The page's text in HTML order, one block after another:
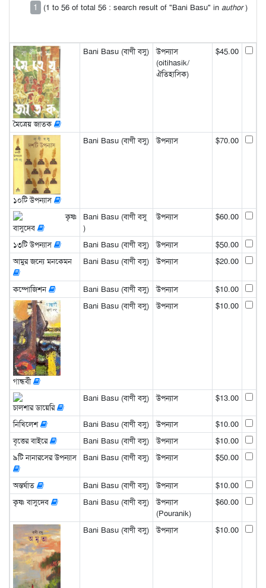
1 (1 to 56 of total 56 : search result of "Bani Basu" in author)
মৈত্রেয় জাতক
Bani Basu (বাণী বসু)
উপন্যাস
(oitihasik/
ঐতিহাসিক)
$45.00
১০টি উপন্যাস
Bani Basu (বাণী বসু) উপন্যাস $70.00
কৃষ্ণ
বাসুদেব
Bani Basu (বাণী বসু
)
উপন্যাস $60.00
১৩টি উপন্যাস Bani Basu (বাণী বসু) উপন্যাস
$50.00
আমুর জন্যে মনকেমন
Bani Basu (বাণী বসু) উপন্যাস $20.00
কম্পোজিশন Bani Basu (বাণী বসু) উপন্যাস $10.00
গান্ধর্বী
Bani Basu (বাণী বসু) উপন্যাস $10.00
চালশার ডায়েরি
Bani Basu (বাণী বসু) উপন্যাস $13.00
নিখিলেশ Bani Basu (বাণী বসু) উপন্যাস
$10.00
বৃত্তের বাইরে
Bani Basu (বাণী বসু) উপন্যাস
$10.00
৯টি নানারসের উপন্যাস
Bani Basu (বাণী বসু) উপন্যাস $50.00
অন্তর্ঘাত Bani Basu (বাণী বসু) উপন্যাস
$10.00
কৃষ্ণ বাসুদেব
Bani Basu (বাণী বসু)
উপন্যাস
(Pouranik)
$60.00
Bani Basu (বাণী বসু) উপন্যাস $10.00